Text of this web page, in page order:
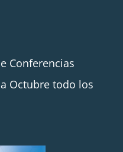
Conferencias
Octubre todo los